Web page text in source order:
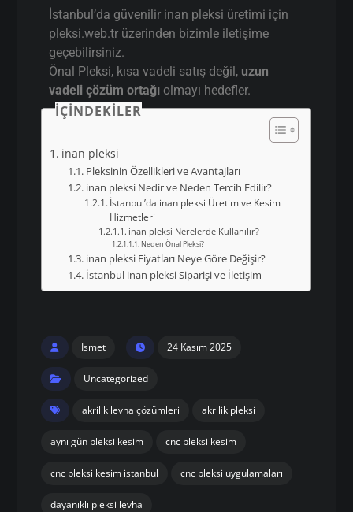
İstanbul’da güvenilir inan pleksi üretimi için
pleksi.web.tr üzerinden bizimle iletişime
geçebilirsiniz.
Önal Pleksi, kısa vadeli satış değil, uzun
vadeli çözüm ortağı olmayı hedefler.
İÇINDEKILER
inan pleksi
Pleksinin Özellikleri ve Avantajları
inan pleksi Nedir ve Neden Tercih Edilir?
İstanbul’da inan pleksi Üretim ve Kesim
Hizmetleri
inan pleksi Nerelerde Kullanılır?
Neden Önal Pleksi?
inan pleksi Fiyatları Neye Göre Değişir?
İstanbul inan pleksi Siparişi ve İletişim
Ismet 24 Kasım 2025
Uncategorized
akrilik levha çözümleri akrilik pleksi
aynı gün pleksi kesim cnc pleksi kesim
cnc pleksi kesim istanbul cnc pleksi uygulamaları
dayanıklı pleksi levha